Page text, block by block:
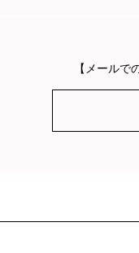
【メールで